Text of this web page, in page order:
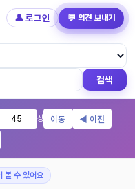
👤 로그인 💬 의견 보내기
한글 NIV KJV
검색
장 이동
◀ 이전
볼 수 있어요